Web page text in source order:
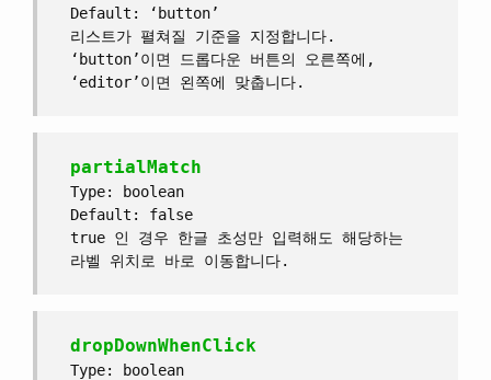
Default: ‘button’
리스트가 펼쳐질 기준을 지정합니다.
‘button’이면 드롭다운 버튼의 오른쪽에,
‘editor’이면 왼쪽에 맞춥니다.
partialMatch
Type: boolean
Default: false
true 인 경우 한글 초성만 입력해도 해당하는
라벨 위치로 바로 이동합니다.
dropDownWhenClick
Type: boolean